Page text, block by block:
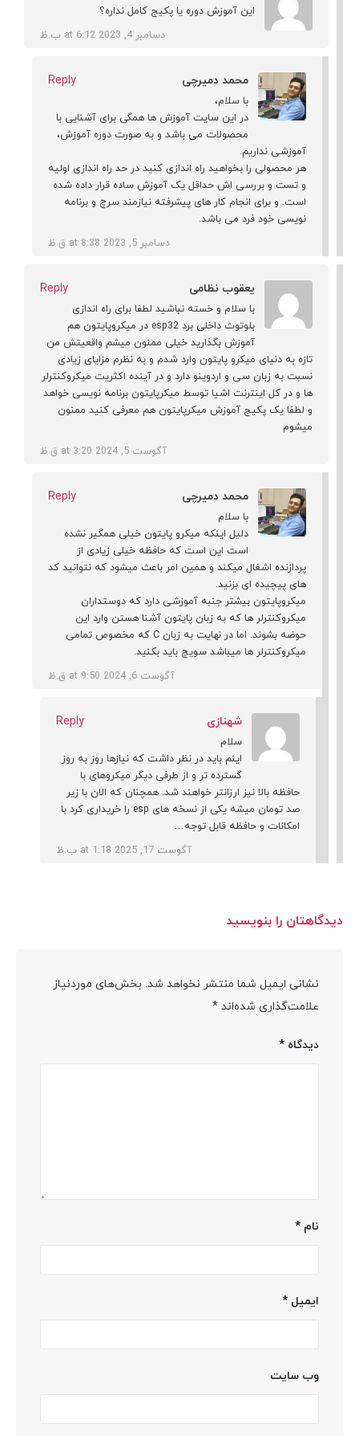
این آموزش دوره یا پکیج کامل نداره؟
دسامبر 4, 2023 at 6:12 ب.ظ
محمد دمیرچی Reply
با سلام،
در این سایت آموزش ها همگی برای آشنایی با
محصولات می باشد و به صورت دوره آموزش،
آموزشی نداریم.
هر محصولی را بخواهید راه اندازی کنید در حد راه اندازی اولیه
و تست و بررسی اش حداقل یک آموزش ساده قرار داده شده
است. و برای انجام کار های پیشرفته نیازمند سرچ و برنامه
نویسی خود فرد می باشد.
دسامبر 5, 2023 at 8:38 ق.ظ
یعقوب نظامی Reply
با سلام و خسته نباشید لطفا برای راه اندازی
بلوتوث داخلی برد esp32 در میکروپایتون هم
آموزش بگذارید خیلی ممنون میشم واقعیتش من
تازه به دنیای میکرو پایتون وارد شدم و به نظرم مزایای زیادی
نسبت به زبان سی و اردوینو دارد و در آینده اکثریت میکروکنترلر
ها و در کل اینترنت اشیا توسط میکرپایتون برنامه نویسی خواهد
و لطفا یک پکیج آموزش میکرپایتون هم معرفی کنید ممنون
میشوم
آگوست 5, 2024 at 3:20 ق.ظ
محمد دمیرچی Reply
با سلام
دلیل اینکه میکرو پایتون خیلی همگیر نشده
است این است که حافظه خیلی زیادی از
پردازنده اشغال میکند و همین امر باعث میشود که نتوانید کد
های پیچیده ای بزنید.
میکروپایتون بیشتر جنبه آموزشی دارد که دوستداران
میکروکنترلر ها که به زبان پایتون آشنا هستن وارد این
حوضه بشوند. اما در نهایت به زبان C که مخصوص تمامی
میکروکنترلر ها میباشد سویچ باید بکنید.
آگوست 6, 2024 at 9:50 ق.ظ
شهنازی Reply
سلام
اینم باید در نظر داشت که نیازها روز به روز
گسترده تر و از طرفی دیگر میکروهای با
حافظه بالا نیز ارزانتر خواهند شد. همچنان که الان با زیر
صد تومان میشه یکی از نسخه های esp را خریداری کرد با
امکانات و حافظه قابل توجه…
آگوست 17, 2025 at 1:18 ب.ظ
دیدگاهتان را بنویسید
نشانی ایمیل شما منتشر نخواهد شد. بخش‌های موردنیاز
علامت‌گذاری شده‌اند *
دیدگاه *
نام *
ایمیل *
وب‌ سایت